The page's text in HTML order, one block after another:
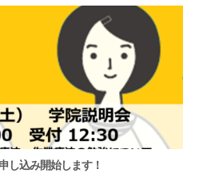
し込み開始します！